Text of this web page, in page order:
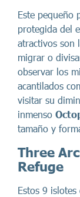
Este pequeño
protegida del
atractivos son
migrar o
observar los
acantilados
visitar su
inmenso
tamaño y
Three
Refuge
Estos 9